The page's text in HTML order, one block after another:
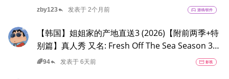
zby123reply 发表于 2个月前 sports_esports 游戏/软件
【韩国】姐姐家的产地直送3 (2026)【附前两季+特
别篇】真人秀 又名: Fresh Off The Sea Season 3
夸克
🌈94reply 发表于 6天前 movie 影视